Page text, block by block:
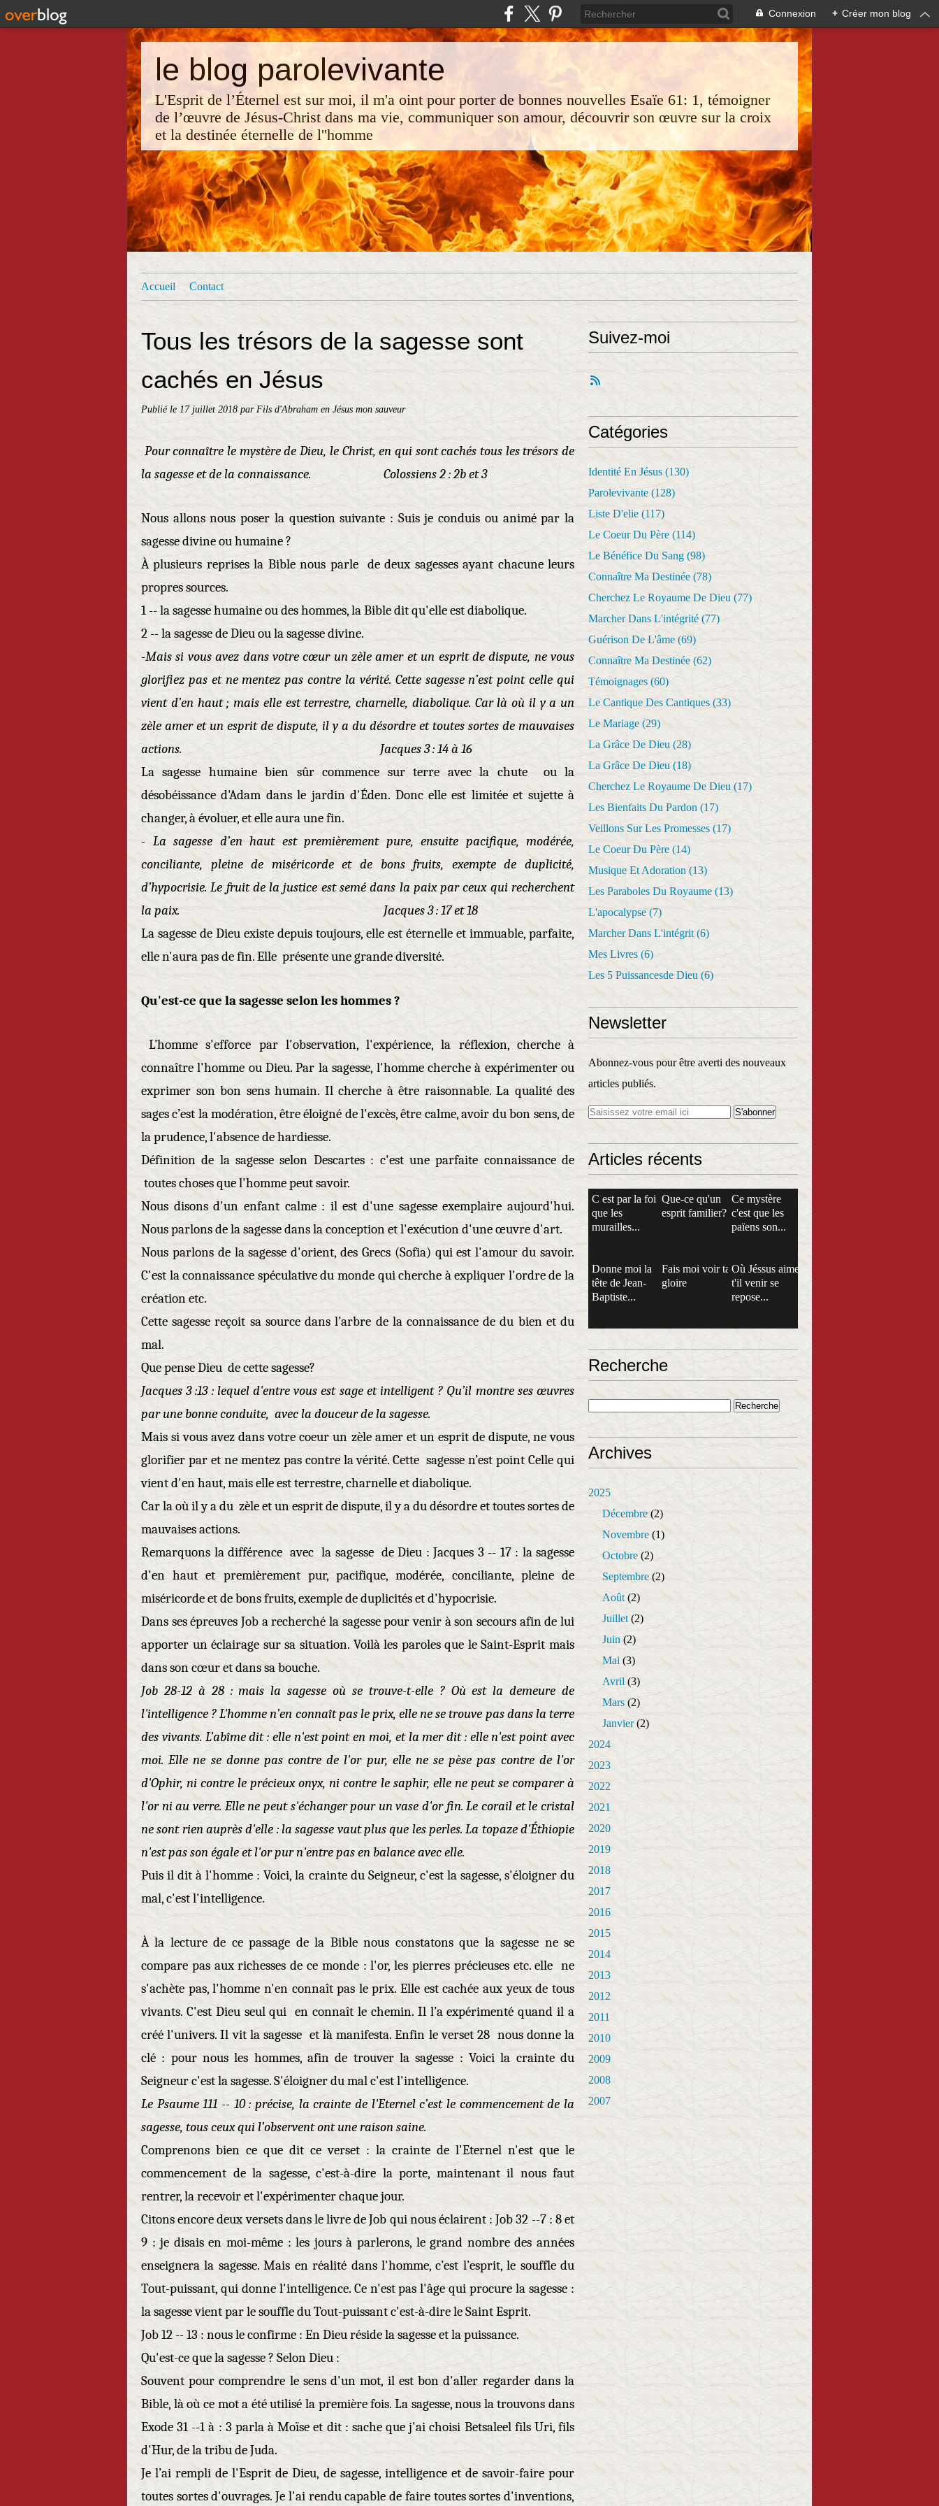
Connexion + Créer mon blog
le blog parolevivante
L'Esprit de l’Éternel est sur moi, il m'a oint pour porter de bonnes nouvelles Esaïe 61: 1, témoigner
de l’œuvre de Jésus-Christ dans ma vie, communiquer son amour, découvrir son œuvre sur la croix
et la destinée éternelle de l''homme
Accueil Contact
Tous les trésors de la sagesse sont
cachés en Jésus
Publié le 17 juillet 2018 par Fils d'Abraham en Jésus mon sauveur
Pour connaître le mystère de Dieu, le Christ, en qui sont cachés tous les trésors de
la sagesse et de la connaissance. Colossiens 2 : 2b et 3
Nous allons nous poser la question suivante : Suis je conduis ou animé par la
sagesse divine ou humaine ?
À plusieurs reprises la Bible nous parle de deux sagesses ayant chacune leurs
propres sources.
1 -- la sagesse humaine ou des hommes, la Bible dit qu'elle est diabolique.
2 -- la sagesse de Dieu ou la sagesse divine.
-Mais si vous avez dans votre cœur un zèle amer et un esprit de dispute, ne vous
glorifiez pas et ne mentez pas contre la vérité. Cette sagesse n’est point celle qui
vient d’en haut ; mais elle est terrestre, charnelle, diabolique. Car là où il y a un
zèle amer et un esprit de dispute, il y a du désordre et toutes sortes de mauvaises
actions. Jacques 3 : 14 à 16
La sagesse humaine bien sûr commence sur terre avec la chute ou la
désobéissance d'Adam dans le jardin d'Éden. Donc elle est limitée et sujette à
changer, à évoluer, et elle aura une fin.
- La sagesse d’en haut est premièrement pure, ensuite pacifique, modérée,
conciliante, pleine de miséricorde et de bons fruits, exempte de duplicité,
d’hypocrisie. Le fruit de la justice est semé dans la paix par ceux qui recherchent
la paix. Jacques 3 : 17 et 18
La sagesse de Dieu existe depuis toujours, elle est éternelle et immuable, parfaite,
elle n'aura pas de fin. Elle présente une grande diversité.
Qu'est-ce que la sagesse selon les hommes ?
L’homme s'efforce par l'observation, l'expérience, la réflexion, cherche à
connaître l'homme ou Dieu. Par la sagesse, l'homme cherche à expérimenter ou
exprimer son bon sens humain. Il cherche à être raisonnable. La qualité des
sages c’est la modération, être éloigné de l'excès, être calme, avoir du bon sens, de
la prudence, l'absence de hardiesse.
Définition de la sagesse selon Descartes : c'est une parfaite connaissance de
toutes choses que l'homme peut savoir.
Nous disons d'un enfant calme : il est d'une sagesse exemplaire aujourd'hui.
Nous parlons de la sagesse dans la conception et l'exécution d'une œuvre d'art.
Nous parlons de la sagesse d'orient, des Grecs (Sofia) qui est l'amour du savoir.
C'est la connaissance spéculative du monde qui cherche à expliquer l'ordre de la
création etc.
Cette sagesse reçoit sa source dans l’arbre de la connaissance de du bien et du
mal.
Que pense Dieu de cette sagesse?
Jacques 3 :13 : lequel d'entre vous est sage et intelligent ? Qu’il montre ses œuvres
par une bonne conduite, avec la douceur de la sagesse.
Mais si vous avez dans votre coeur un zèle amer et un esprit de dispute, ne vous
glorifier par et ne mentez pas contre la vérité. Cette sagesse n’est point Celle qui
vient d'en haut, mais elle est terrestre, charnelle et diabolique.
Car la où il y a du zèle et un esprit de dispute, il y a du désordre et toutes sortes de
mauvaises actions.
Remarquons la différence avec la sagesse de Dieu : Jacques 3 -- 17 : la sagesse
d'en haut et premièrement pur, pacifique, modérée, conciliante, pleine de
miséricorde et de bons fruits, exemple de duplicités et d'hypocrisie.
Dans ses épreuves Job a recherché la sagesse pour venir à son secours afin de lui
apporter un éclairage sur sa situation. Voilà les paroles que le Saint-Esprit mais
dans son cœur et dans sa bouche.
Job 28-12 à 28 : mais la sagesse où se trouve-t-elle ? Où est la demeure de
l'intelligence ? L'homme n’en connaît pas le prix, elle ne se trouve pas dans la terre
des vivants. L’abîme dit : elle n'est point en moi, et la mer dit : elle n'est point avec
moi. Elle ne se donne pas contre de l'or pur, elle ne se pèse pas contre de l'or
d'Ophir, ni contre le précieux onyx, ni contre le saphir, elle ne peut se comparer à
l'or ni au verre. Elle ne peut s'échanger pour un vase d'or fin. Le corail et le cristal
ne sont rien auprès d'elle : la sagesse vaut plus que les perles. La topaze d'Éthiopie
n'est pas son égale et l'or pur n'entre pas en balance avec elle.
Puis il dit à l'homme : Voici, la crainte du Seigneur, c'est la sagesse, s'éloigner du
mal, c'est l'intelligence.
À la lecture de ce passage de la Bible nous constatons que la sagesse ne se
compare pas aux richesses de ce monde : l'or, les pierres précieuses etc. elle ne
s'achète pas, l'homme n'en connaît pas le prix. Elle est cachée aux yeux de tous
vivants. C'est Dieu seul qui en connaît le chemin. Il l’a expérimenté quand il a
créé l'univers. Il vit la sagesse et là manifesta. Enfin le verset 28 nous donne la
clé : pour nous les hommes, afin de trouver la sagesse : Voici la crainte du
Seigneur c'est la sagesse. S'éloigner du mal c'est l'intelligence.
Le Psaume 111 -- 10 : précise, la crainte de l'Eternel c’est le commencement de la
sagesse, tous ceux qui l’observent ont une raison saine.
Comprenons bien ce que dit ce verset : la crainte de l'Eternel n'est que le
commencement de la sagesse, c'est-à-dire la porte, maintenant il nous faut
rentrer, la recevoir et l'expérimenter chaque jour.
Citons encore deux versets dans le livre de Job qui nous éclairent : Job 32 --7 : 8 et
9 : je disais en moi-même : les jours à parlerons, le grand nombre des années
enseignera la sagesse. Mais en réalité dans l'homme, c’est l’esprit, le souffle du
Tout-puissant, qui donne l'intelligence. Ce n'est pas l'âge qui procure la sagesse :
la sagesse vient par le souffle du Tout-puissant c'est-à-dire le Saint Esprit.
Job 12 -- 13 : nous le confirme : En Dieu réside la sagesse et la puissance.
Qu'est-ce que la sagesse ? Selon Dieu :
Souvent pour comprendre le sens d'un mot, il est bon d'aller regarder dans la
Bible, là où ce mot a été utilisé la première fois. La sagesse, nous la trouvons dans
Exode 31 --1 à : 3 parla à Moïse et dit : sache que j'ai choisi Betsaleel fils Uri, fils
d'Hur, de la tribu de Juda.
Je l’ai rempli de l'Esprit de Dieu, de sagesse, intelligence et de savoir-faire pour
toutes sortes d'ouvrages. Je l'ai rendu capable de faire toutes sortes d'inventions,
Suivez-moi
Catégories
Identité En Jésus (130)
Parolevivante (128)
Liste D'elie (117)
Le Coeur Du Père (114)
Le Bénéfice Du Sang (98)
Connaître Ma Destinée (78)
Cherchez Le Royaume De Dieu (77)
Marcher Dans L'intégrité (77)
Guérison De L'âme (69)
Connaître Ma Destinée (62)
Témoignages (60)
Le Cantique Des Cantiques (33)
Le Mariage (29)
La Grâce De Dieu (28)
La Grâce De Dieu (18)
Cherchez Le Royaume De Dieu (17)
Les Bienfaits Du Pardon (17)
Veillons Sur Les Promesses (17)
Le Coeur Du Père (14)
Musique Et Adoration (13)
Les Paraboles Du Royaume (13)
L'apocalypse (7)
Marcher Dans L'intégrit (6)
Mes Livres (6)
Les 5 Puissancesde Dieu (6)
Newsletter
Abonnez-vous pour être averti des nouveaux
articles publiés.
Articles récents
C est par la foi
que les
murailles...
Que-ce qu'un
esprit familier?
Ce mystère
c'est que les
païens son...
Donne moi la
tête de Jean-
Baptiste...
Fais moi voir ta
gloire
Où Jéssus aime
t'il venir se
repose...
Recherche
Archives
2025
Décembre (2)
Novembre (1)
Octobre (2)
Septembre (2)
Août (2)
Juillet (2)
Juin (2)
Mai (3)
Avril (3)
Mars (2)
Janvier(2)
2024
2023
2022
2021
2020
2019
2018
2017
2016
2015
2014
2013
2012
2011
2010
2009
2008
2007